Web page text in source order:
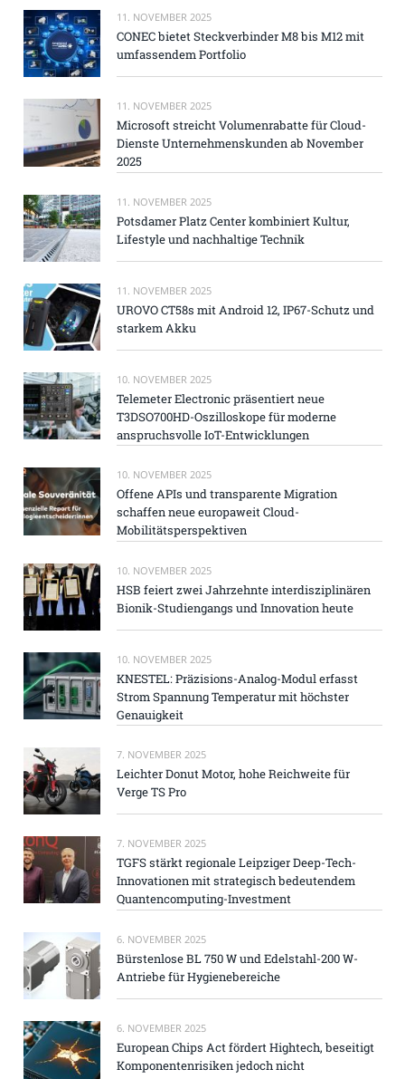
11. NOVEMBER 2025
CONEC bietet Steckverbinder M8 bis M12 mit
umfassendem Portfolio
11. NOVEMBER 2025
Microsoft streicht Volumenrabatte für Cloud-
Dienste Unternehmenskunden ab November
2025
11. NOVEMBER 2025
Potsdamer Platz Center kombiniert Kultur,
Lifestyle und nachhaltige Technik
11. NOVEMBER 2025
UROVO CT58s mit Android 12, IP67-Schutz und
starkem Akku
10. NOVEMBER 2025
Telemeter Electronic präsentiert neue
T3DSO700HD-Oszilloskope für moderne
anspruchsvolle IoT-Entwicklungen
10. NOVEMBER 2025
Offene APIs und transparente Migration
schaffen neue europaweit Cloud-
Mobilitätsperspektiven
10. NOVEMBER 2025
HSB feiert zwei Jahrzehnte interdisziplinären
Bionik-Studiengangs und Innovation heute
10. NOVEMBER 2025
KNESTEL: Präzisions-Analog-Modul erfasst
Strom Spannung Temperatur mit höchster
Genauigkeit
7. NOVEMBER 2025
Leichter Donut Motor, hohe Reichweite für
Verge TS Pro
7. NOVEMBER 2025
TGFS stärkt regionale Leipziger Deep-Tech-
Innovationen mit strategisch bedeutendem
Quantencomputing-Investment
6. NOVEMBER 2025
Bürstenlose BL 750 W und Edelstahl-200 W-
Antriebe für Hygienebereiche
6. NOVEMBER 2025
European Chips Act fördert Hightech, beseitigt
Komponentenrisiken jedoch nicht